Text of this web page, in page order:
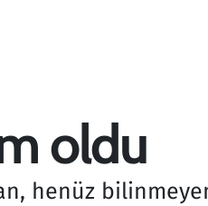
oldu
henüz